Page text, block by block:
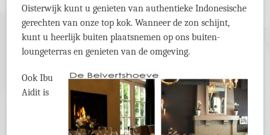
Oisterwijk kunt u genieten van authentieke Indonesische
gerechten van onze top kok. Wanneer de zon schijnt,
kunt u heerlijk buiten plaatsnemen op ons buiten-
loungeterras en genieten van de omgeving.
Ook Ibu
Aidit is